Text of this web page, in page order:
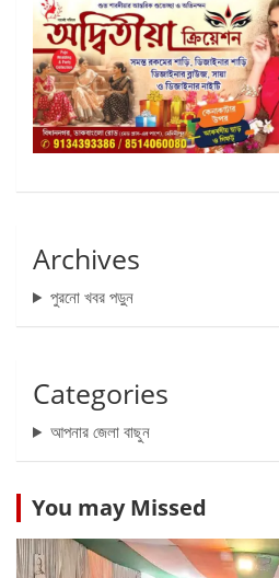
Archives
পুরনো খবর পড়ুন
Categories
আপনার জেলা বাছুন
You may Missed